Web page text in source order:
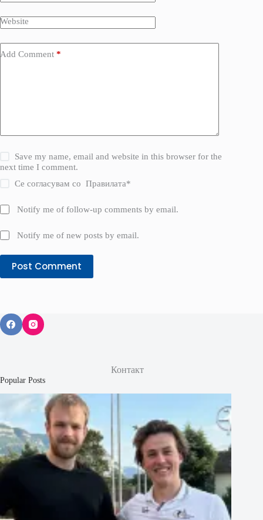
Website
Add Comment *
Save my name, email and website in this browser for the
next time I comment.
Се согласувам соПравилата*
Notify me of follow-up comments by email.
Notify me of new posts by email.
Post Comment
Контакт
Popular Posts